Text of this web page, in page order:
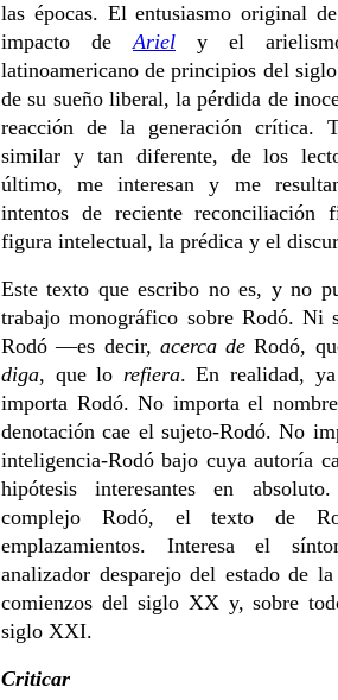
las épocas. El entusiasmo original
impacto deAriel y el
latinoamericano de principios del
de su sueño liberal, la pérdida de
reacción de la generación crítica.
similar y tan diferente, de los
último, me interesan y me
intentos de reciente
figura intelectual, la prédica y el
Este texto que escribo no es, y no
trabajo monográfico sobre Rodó. Ni
Rodó —es decir, acerca de Rodó,
diga, que lo refiera. En realidad,
importa Rodó. No importa el
denotación cae el sujeto-Rodó. No
inteligencia-Rodó bajo cuya autoría
hipótesis interesantes en
complejo Rodó, el texto de
emplazamientos. Interesa el
analizador desparejo del estado de
comienzos del siglo XX y, sobre
siglo XXI.
Criticar